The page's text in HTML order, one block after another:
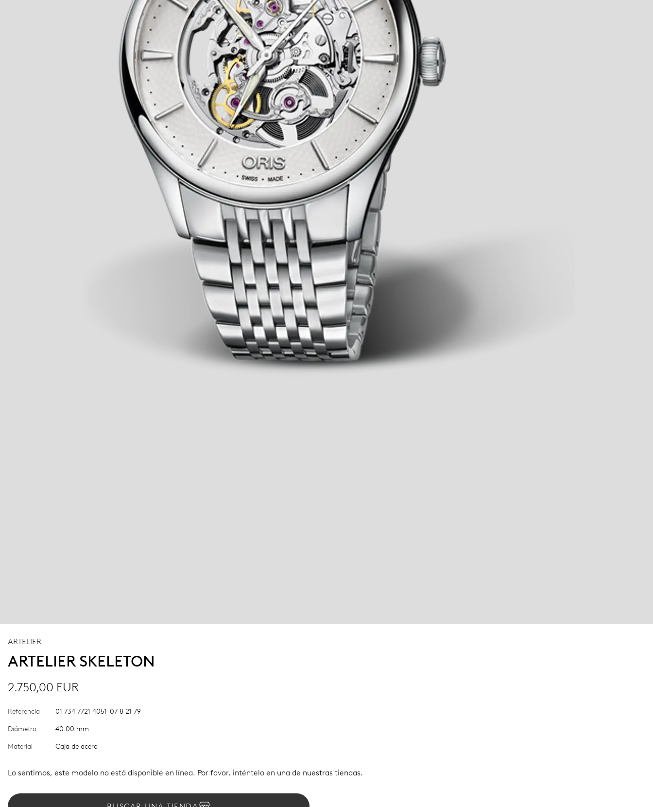
ARTELIER
ARTELIER SKELETON
2.750,00 EUR
Referencia 01 734 7721 4051-07 8 21 79
Diámetro 40.00 mm
Material Caja de acero
Lo sentimos, este modelo no está disponible en línea. Por favor, inténtelo en una de nuestras tiendas.